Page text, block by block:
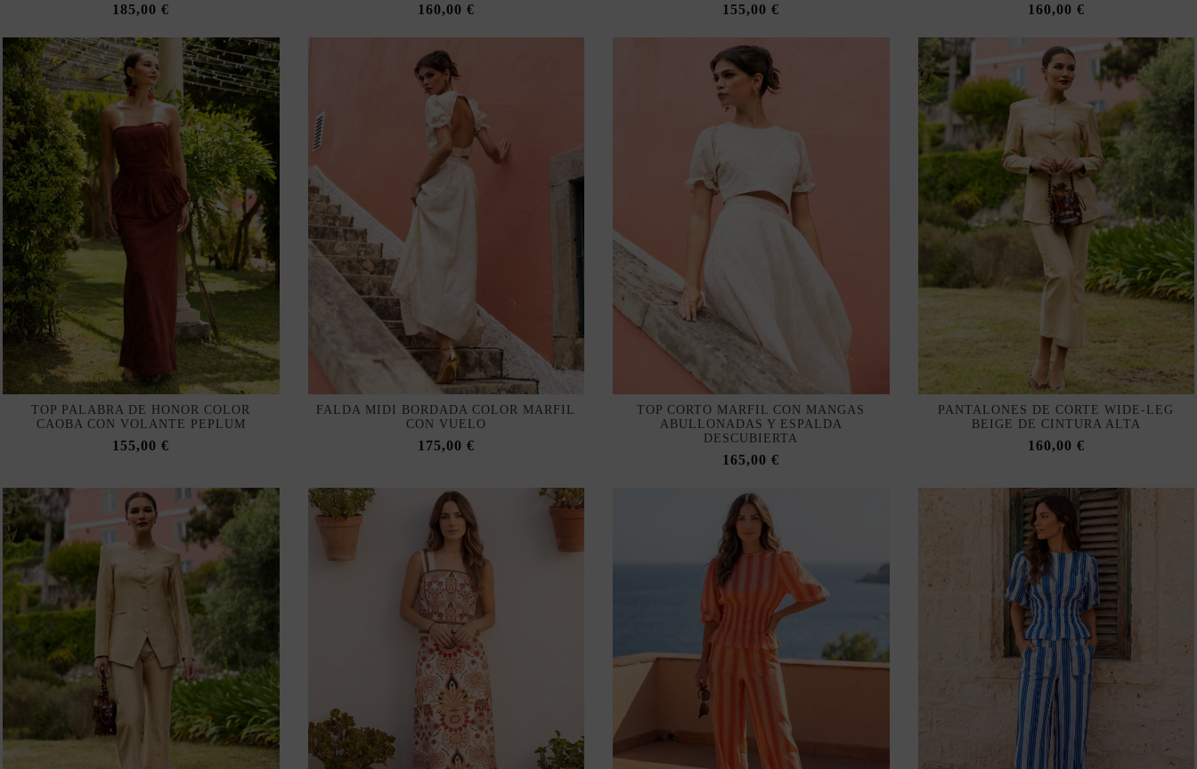
185,00 € 160,00 € 155,00 € 160,00 €
TOP PALABRA DE HONOR COLOR
CAOBA CON VOLANTE PEPLUM
155,00 €
FALDA MIDI BORDADA COLOR MARFIL
CON VUELO
175,00 €
TOP CORTO MARFIL CON MANGAS
ABULLONADAS Y ESPALDA
DESCUBIERTA
165,00 €
PANTALONES DE CORTE WIDE-LEG
BEIGE DE CINTURA ALTA
160,00 €